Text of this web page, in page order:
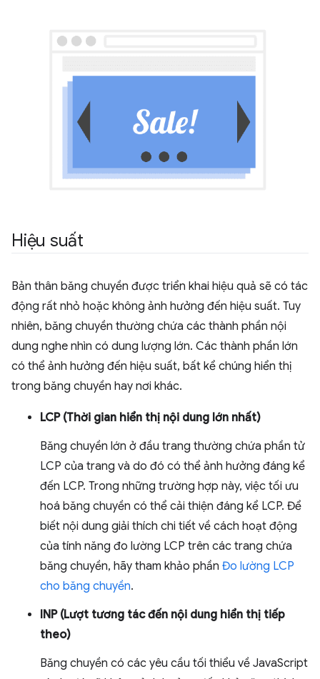
Hiệu suất
Bản thân băng chuyền được triển khai hiệu quả sẽ có tác
động rất nhỏ hoặc không ảnh hưởng đến hiệu suất. Tuy
nhiên, băng chuyền thường chứa các thành phần nội
dung nghe nhìn có dung lượng lớn. Các thành phần lớn
có thể ảnh hưởng đến hiệu suất, bất kể chúng hiển thị
trong băng chuyền hay nơi khác.
LCP (Thời gian hiển thị nội dung lớn nhất)
Băng chuyền lớn ở đầu trang thường chứa phần tử
LCP của trang và do đó có thể ảnh hưởng đáng kể
đến LCP. Trong những trường hợp này, việc tối ưu
hoá băng chuyền có thể cải thiện đáng kể LCP. Để
biết nội dung giải thích chi tiết về cách hoạt động
của tính năng đo lường LCP trên các trang chứa
băng chuyền, hãy tham khảo phần Đo lường LCP
cho băng chuyền.
INP (Lượt tương tác đến nội dung hiển thị tiếp
theo)
Băng chuyền có các yêu cầu tối thiểu về JavaScript